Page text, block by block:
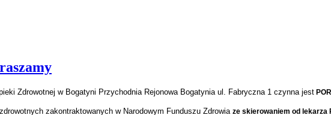
Zdrowotnej w Bogatyni Przychodnia Rejonowa Bogatynia ul. Fabryczna 1 czynna jest
zakontraktowanych w Narodowym Funduszu Zdrowia ze skierowaniem od lekarza